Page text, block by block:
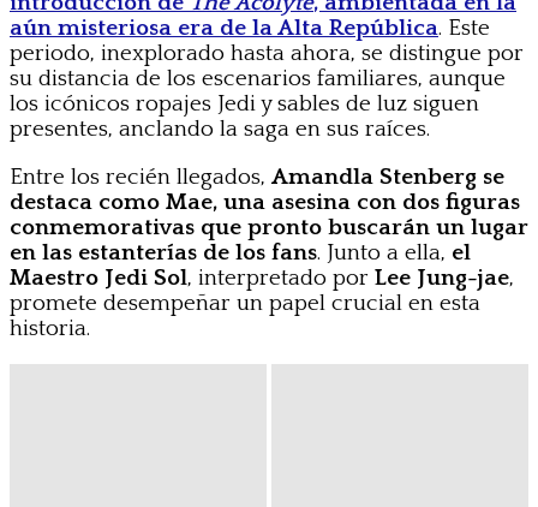
aún misteriosa era de la Alta República. Este
periodo, inexplorado hasta ahora, se distingue por
su distancia de los escenarios familiares, aunque
los icónicos ropajes Jedi y sables de luz siguen
presentes, anclando la saga en sus raíces.
Entre los recién llegados, Amandla Stenberg se
destaca como Mae, una asesina con dos figuras
conmemorativas que pronto buscarán un lugar
en las estanterías de los fans. Junto a ella, el
Maestro Jedi Sol, interpretado por Lee Jung-jae,
promete desempeñar un papel crucial en esta
historia.